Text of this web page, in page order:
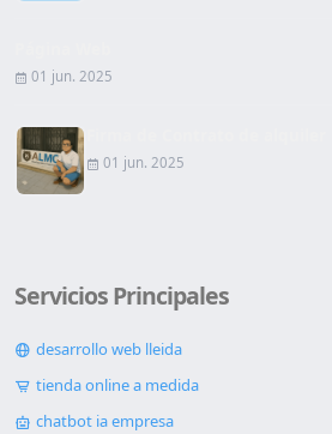
01 jun. 2025
01 jun. 2025
Servicios Principales
desarrollo web lleida
tienda online a medida
chatbot ia empresa